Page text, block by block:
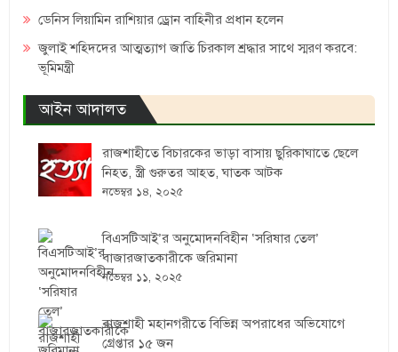
ডেনিস লিয়ামিন রাশিয়ার ড্রোন বাহিনীর প্রধান হলেন
জুলাই শহিদদের আত্মত্যাগ জাতি চিরকাল শ্রদ্ধার সাথে স্মরণ করবে:
ভূমিমন্ত্রী
আইন আদালত
রাজশাহীতে বিচারকের ভাড়া বাসায় ছুরিকাঘাতে ছেলে
নিহত, স্ত্রী গুরুতর আহত, ঘাতক আটক
নভেম্বর ১৪, ২০২৫
বিএসটিআই’র অনুমোদনবিহীন ‘সরিষার তেল’
বাজারজাতকারীকে জরিমানা
নভেম্বর ১১, ২০২৫
রাজশাহী মহানগরীতে বিভিন্ন অপরাধের অভিযোগে
গ্রেপ্তার ১৫ জন